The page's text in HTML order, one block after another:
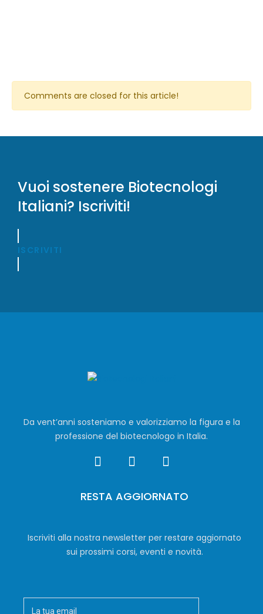
Comments are closed for this article!
Vuoi sostenere Biotecnologi
Italiani? Iscriviti!
ISCRIVITI
Da vent’anni sosteniamo e valorizziamo la figura e la
professione del biotecnologo in Italia.
RESTA AGGIORNATO
Iscriviti alla nostra newsletter per restare aggiornato
sui prossimi corsi, eventi e novità.